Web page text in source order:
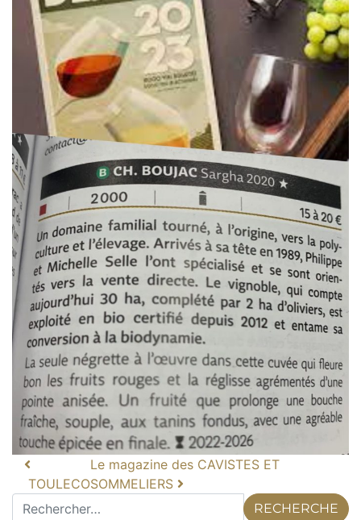
TOULECO
Le magazine des CAVISTES ET
SOMMELIERS